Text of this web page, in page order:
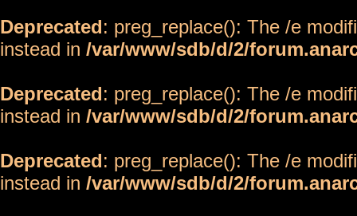
Deprecated: preg_replace(): The /e
instead in /var/www/sdb/d/2/
Deprecated: preg_replace(): The /e
instead in /var/www/sdb/d/2/
Deprecated: preg_replace(): The /e
instead in /var/www/sdb/d/2/